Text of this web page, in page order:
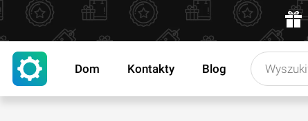
Dom Kontakty Blog